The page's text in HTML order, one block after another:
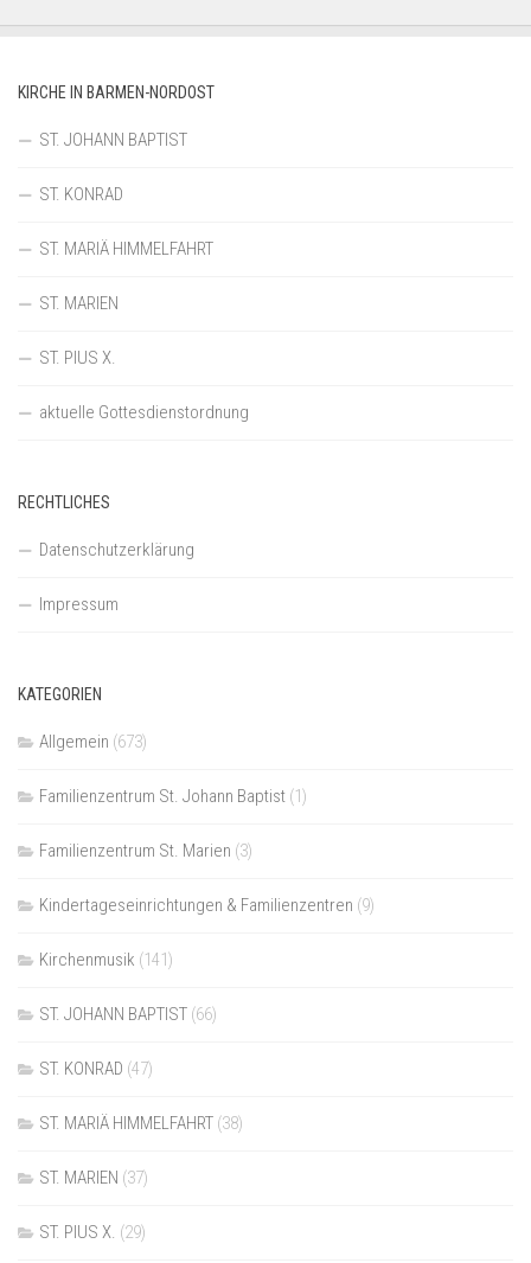
KIRCHE IN BARMEN-NORDOST
ST. JOHANN BAPTIST
ST. KONRAD
ST. MARIÄ HIMMELFAHRT
ST. MARIEN
ST. PIUS X.
aktuelle Gottesdienstordnung
RECHTLICHES
Datenschutzerklärung
Impressum
KATEGORIEN
Allgemein (673)
Familienzentrum St. Johann Baptist (1)
Familienzentrum St. Marien (3)
Kindertageseinrichtungen & Familienzentren (9)
Kirchenmusik (141)
ST. JOHANN BAPTIST (66)
ST. KONRAD (47)
ST. MARIÄ HIMMELFAHRT (38)
ST. MARIEN (37)
ST. PIUS X. (29)